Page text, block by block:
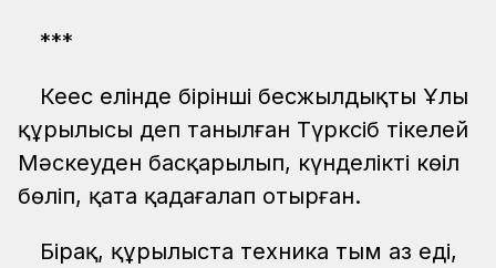
***
Кеңес елінде бірінші бесжылдықтың Ұлы
құрылысы деп танылған Түрксіб тікелей
Мәскеуден басқарылып, күнделікті көңіл
бөліп, қатаң қадағалап отырған.
Бірақ, құрылыста техника тым аз еді,